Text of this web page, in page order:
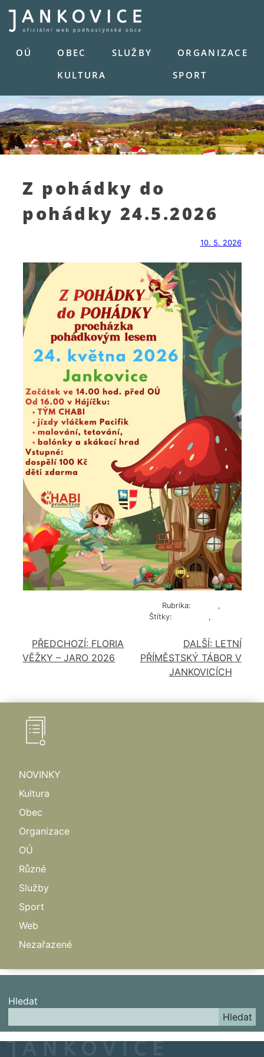
Skip
content
OÚ
OBEC SLUŽBY
ORGANIZACE
KULTURA
SPORT
Z pohádky do
pohádky 24.5.2026
10. 5. 2026
Rubrika: ,
Štítky:
,
NAVIGACE
PŘEDCHOZÍ: FLORIA
VĚŽKY – JARO 2026
DALŠÍ: LETNÍ
PŘÍMĚSTSKÝ TÁBOR V
JANKOVICÍCH
NOVINKY
Kultura
Obec
Organizace
OÚ
Různé
Služby
Sport
Web
Nezařazené
Hledat
Hledat